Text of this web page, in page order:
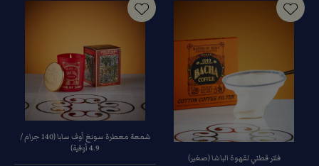
فلتر قطني لقهوة الباشا (صغير)
شمعة معطرة سونغ أوف سابا (140 جرام /
4.9 أوقية)